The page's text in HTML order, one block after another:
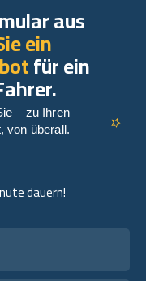
dauern!
aus
ein
für ein
– zu Ihren
von überall.